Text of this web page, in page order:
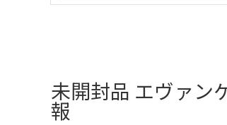
未開封品 エヴァン
報